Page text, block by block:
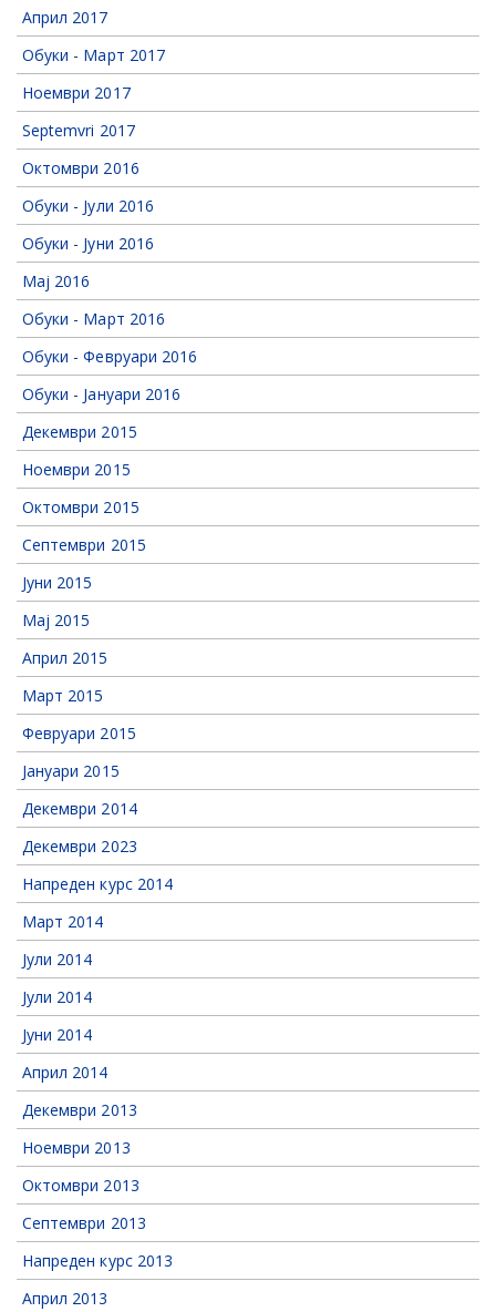
Април 2017
Обуки - Март 2017
Ноември 2017
Septemvri 2017
Октомври 2016
Обуки - Јули 2016
Обуки - Јуни 2016
Мај 2016
Обуки - Март 2016
Обуки - Февруари 2016
Обуки - Јануари 2016
Декември 2015
Ноември 2015
Октомври 2015
Септември 2015
Јуни 2015
Мај 2015
Април 2015
Март 2015
Февруари 2015
Јануари 2015
Декември 2014
Декември 2023
Напреден курс 2014
Март 2014
Јули 2014
Јули 2014
Јуни 2014
Април 2014
Декември 2013
Ноември 2013
Октомври 2013
Септември 2013
Напреден курс 2013
Април 2013